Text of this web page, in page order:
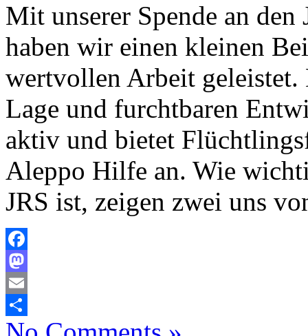
Mit unserer Spende an
haben wir einen kleinen
wertvollen Arbeit geleistet.
Lage und furchtbaren
aktiv und bietet
Aleppo Hilfe an. Wie
JRS ist, zeigen zwei uns
Facebook
Mastodon
Email
Teilen